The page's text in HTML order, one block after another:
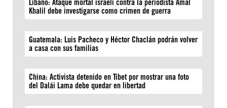
Líbano: Ataque mortal israelí contra la periodista Amal
Khalil debe investigarse como crimen de guerra
Guatemala: Luis Pacheco y Héctor Chaclán podrán volver
a casa con sus familias
China: Activista detenido en Tíbet por mostrar una foto
del Dalái Lama debe quedar en libertad